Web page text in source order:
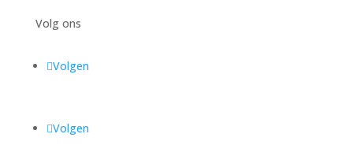
Volg ons
Volgen
Volgen